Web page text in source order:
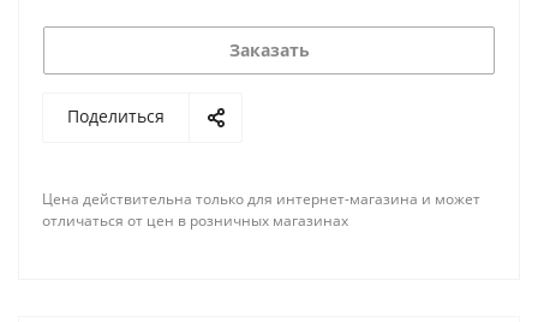
Заказать
Поделиться
Цена действительна только для интернет-магазина и может
отличаться от цен в розничных магазинах